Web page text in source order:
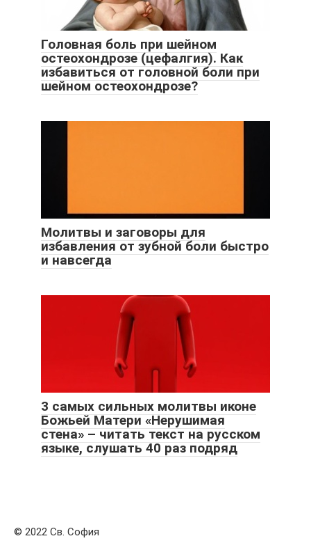
Головная боль при шейном
остеохондрозе (цефалгия). Как
избавиться от головной боли при
шейном остеохондрозе?
Молитвы и заговоры для
избавления от зубной боли быстро
и навсегда
3 самых сильных молитвы иконе
Божьей Матери «Нерушимая
стена» – читать текст на русском
языке, слушать 40 раз подряд
© 2022 Св. София